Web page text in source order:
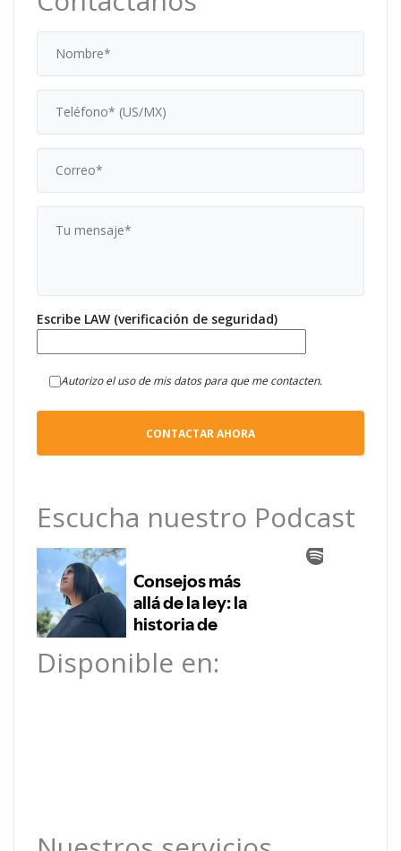
Escribe LAW (verificación de seguridad)
Autorizo el uso de mis datos para que me contacten.
Escucha nuestro Podcast
Disponible en: